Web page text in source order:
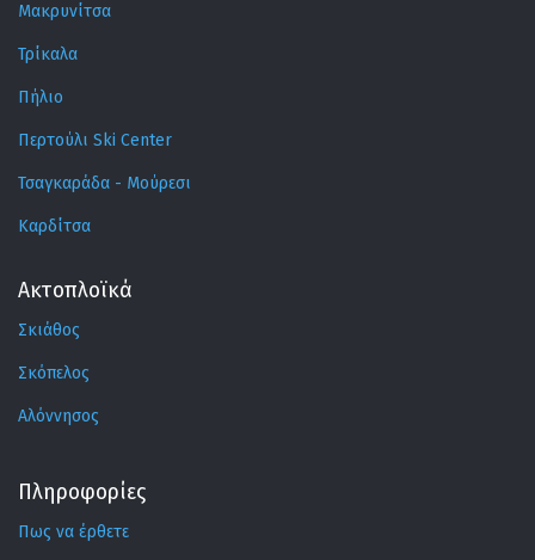
Μακρυνίτσα
Τρίκαλα
Πήλιο
Περτούλι Ski Center
Τσαγκαράδα - Μούρεσι
Καρδίτσα
Ακτοπλοϊκά
Σκιάθος
Σκόπελος
Αλόννησος
Πληροφορίες
Πως να έρθετε